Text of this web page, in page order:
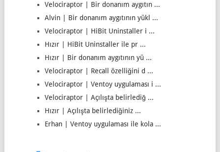
Velociraptor | Bir donanım aygıtın ...
Alvin | Bir donanım aygıtının yükl ...
Velociraptor | HiBit Uninstaller i ...
Hızır | HiBit Uninstaller ile pr ...
Hızır | Bir donanım aygıtının yü ...
Velociraptor | Recall özelliğini d ...
Velociraptor | Ventoy uygulaması i ...
Velociraptor | Açılışta belirlediğ ...
Hızır | Açılışta belirlediğiniz ...
Erhan | Ventoy uygulaması ile kola ...